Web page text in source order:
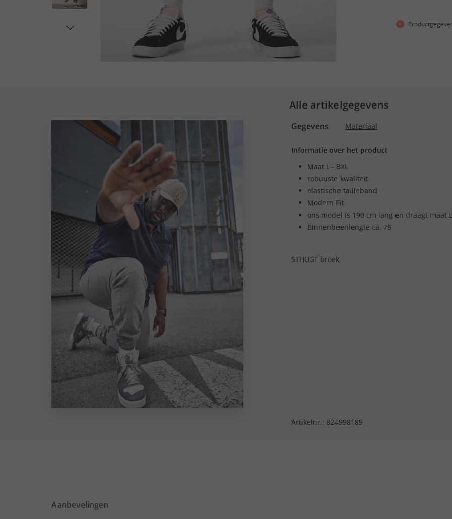
Alle artikelgegevens
Gegevens Materiaal
Informatie over het product
Maat L - 8XL
robuuste kwaliteit
elastische tailleband
Modern Fit
ons model is 190 cm lang en draagt maat
Binnenbeenlengte ca. 78
STHUGE broek
Artikelnr.: 824998189
Aanbevelingen